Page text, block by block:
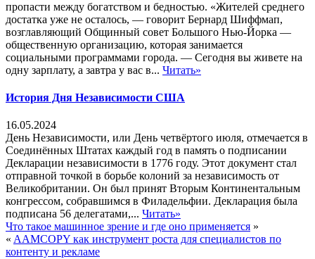
пропасти между богатством и бедностью. «Жителей среднего
достатка уже не осталось, — говорит Бернард Шиффмап,
возглавляющий Общинный совет Большого Нью-Йорка —
общественную организацию, которая занимается
социальными программами города. — Сегодня вы живете на
одну зарплату, а завтра у вас в... Читать»
История Дня Независимости США
16.05.2024
День Независимости, или День четвёртого июля, отмечается в
Соединённых Штатах каждый год в память о подписании
Декларации независимости в 1776 году. Этот документ стал
отправной точкой в борьбе колоний за независимость от
Великобритании. Он был принят Вторым Континентальным
конгрессом, собравшимся в Филадельфии. Декларация была
подписана 56 делегатами,... Читать»
Что такое машинное зрение и где оно применяется »
« AAMCOPY как инструмент роста для специалистов по
контенту и рекламе